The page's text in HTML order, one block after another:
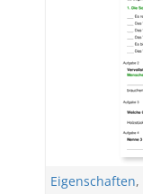
Eigenschaften,